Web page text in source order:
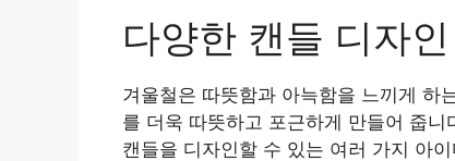
다양한 캔들 디자
겨울철은 따뜻함과 아늑함을 느끼게 하
를 더욱 따뜻하고 포근하게 만들어 줍
캔들을 디자인할 수 있는 여러 가지 아